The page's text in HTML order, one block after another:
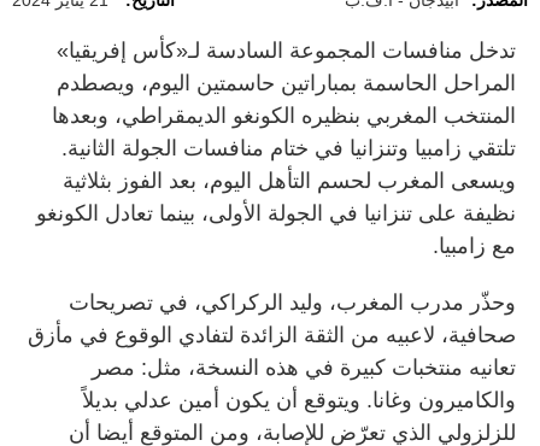
تدخل منافسات المجموعة السادسة لـ«كأس إفريقيا»
المراحل الحاسمة بمباراتين حاسمتين اليوم، ويصطدم
المنتخب المغربي بنظيره الكونغو الديمقراطي، وبعدها
تلتقي زامبيا وتنزانيا في ختام منافسات الجولة الثانية.
ويسعى المغرب لحسم التأهل اليوم، بعد الفوز بثلاثية
نظيفة على تنزانيا في الجولة الأولى، بينما تعادل الكونغو
مع زامبيا.
وحذّر مدرب المغرب، وليد الركراكي، في تصريحات
صحافية، لاعبيه من الثقة الزائدة لتفادي الوقوع في مأزق
تعانيه منتخبات كبيرة في هذه النسخة، مثل: مصر
والكاميرون وغانا. ويتوقع أن يكون أمين عدلي بديلاً
للزلزولي الذي تعرّض للإصابة، ومن المتوقع أيضا أن